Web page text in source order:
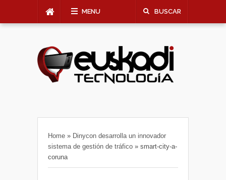
MENU BUSCAR
Home » Dinycon desarrolla un innovador
sistema de gestión de tráfico » smart-city-a-
coruna